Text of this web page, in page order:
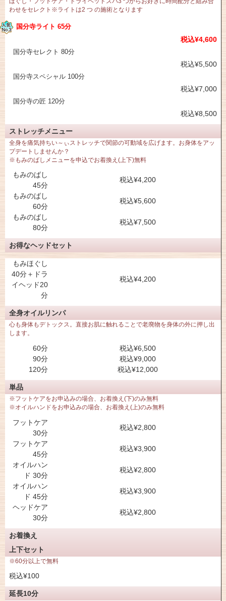
わせをセレクト※ライトは2 つ の施術となります
国分寺ライト 65分
税込¥4,600
国分寺セレクト 80分
税込¥5,500
国分寺スペシャル 100分
税込¥7,000
国分寺の匠 120分
税込¥8,500
ストレッチメニュー
全身を痛気持ちい～ぃストレッチで関節の可動域を広げます。お身体をアッ
プデートしませんか？
※もみのばしメニューを申込でお着換え(上下)無料
もみのばし
45分
税込¥4,200
もみのばし
60分
税込¥5,600
もみのばし
80分
税込¥7,500
お得なヘッドセット
もみほぐし
40分＋ドラ
イヘッド20
分
税込¥4,200
全身オイルリンパ
心も身体もデトックス。直接お肌に触れることで老廃物を身体の外に押し出
します。
60分
税込¥6,500
90分
税込¥9,000
120分
税込¥12,000
単品
※フットケアをお申込みの場合、お着換え(下)のみ無料
※オイルハンドをお申込みの場合、お着換え(上)のみ無料
フットケア
30分
税込¥2,800
フットケア
45分
税込¥3,900
オイルハン
ド 30分
税込¥2,800
オイルハン
ド 45分
税込¥3,900
ヘッドケア
30分
税込¥2,800
お着換え
上下セット
※60分以上で無料
税込¥100
延長10分